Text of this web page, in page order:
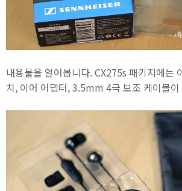
내용물을 열어봅니다. CX275s 패키지에는
치, 이어 어댑터, 3.5mm 4극 보조 케이블